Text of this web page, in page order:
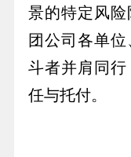
景的特定风
团公司各单
斗者并肩同
任与托付。